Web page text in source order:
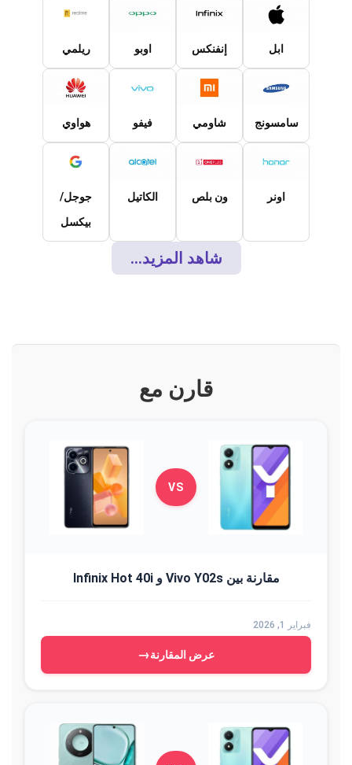
ابل إنفنكس اوبو ريلمي
سامسونج شاومي فيفو هواوي
اونر ون بلص الكاتيل
جوجل/
بيكسل
شاهد المزيد...
قارن مع
VS
مقارنة بين Vivo Y02s و Infinix Hot 40i
فبراير 1, 2026
عرض المقارنة→